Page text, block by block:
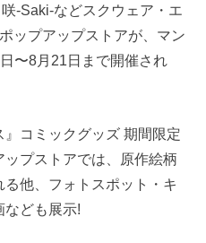
-Saki-などスクウェア・エ
ップアップストアが、マン
〜8月21日まで開催され
』コミックグッズ 期間限定
プストアでは、原作絵柄
他、フォトスポット・キ
なども展示!